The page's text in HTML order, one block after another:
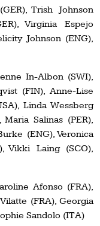
Trish Johnson
Virginia Espejo
Johnson (ENG),
In-Albon (SWI),
(FIN), Anne-Lise
Linda Wessberg
Salinas (PER),
(ENG), Veronica
Vikki Laing (SCO),
Afonso (FRA),
(FRA), Georgia
Sandolo (ITA)